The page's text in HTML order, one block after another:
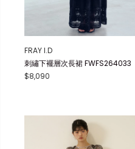
FRAY I.D
刺繡下襬層次長裙 FWFS264033
$8,090